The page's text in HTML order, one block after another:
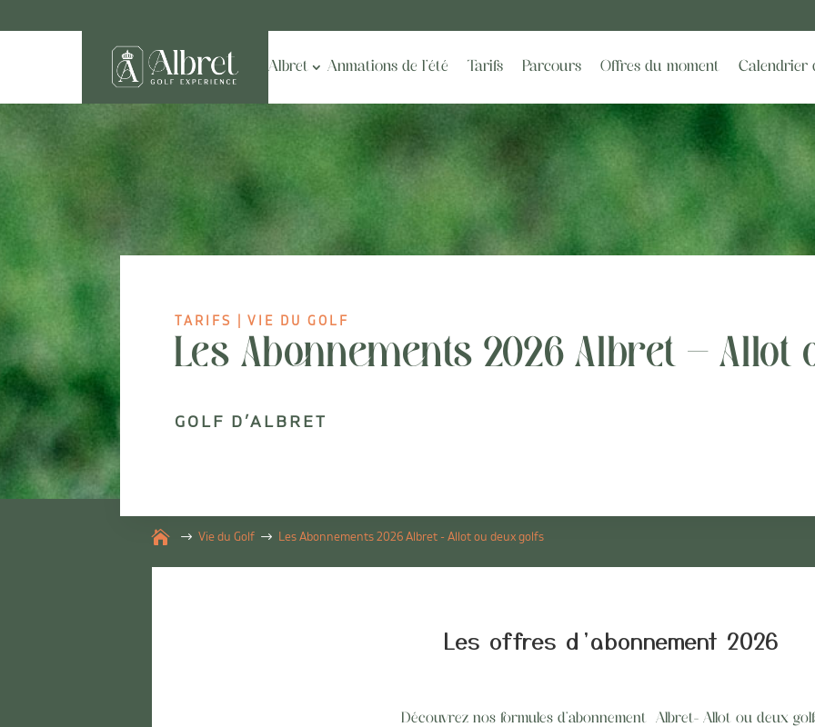
Le Golf d’Albret Anmations de l’été Tarifs Parcours Offres du moment Calendrier
TARIFS VIE DU GOLF
Les Abonnements 2026 Albret – Allot
GOLF D’ALBRET
 Vie du Golf Les Abonnements 2026 Albret - Allot ou deux golfs
Les offres d’abonnement 2026
Découvrez nos formules d’abonnement Albret- Allot ou deux